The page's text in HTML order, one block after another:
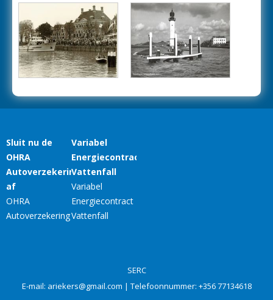
SERC
E-mail: ariekers@gmail.com | Telefoonnummer: +356 77134618